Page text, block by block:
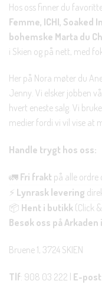
Hos oss finner du
Femme, ICHI, Soaked
bohemske Marta du
i Skien og på nett, med
Her på Nora møter du
Jenny. Vi elsker jobben
hvert eneste salg. Vi
medier fordi vi vil vise at
Handle trygt hos oss:
🚛 Fri frakt på alle ordre
⚡ Lynrask levering
📦 Hent i butikk (Click
Besøk oss på
Bruene 1, 3724 SKIEN
Tlf: 908 03 222 | E-post